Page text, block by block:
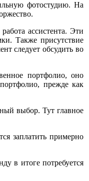
фотостудию. На
ассистента. Эти
Также присутствие
следует обсудить во
портфолио, оно
прежде как
выбор. Тут главное
заплатить примерно
в итоге потребуется